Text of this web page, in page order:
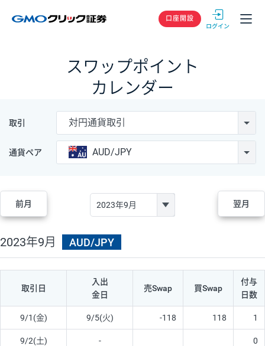
GMOクリック
口座開設
スワップポイント
カレンダー
取引 対円通貨取引
通貨ペア AUD/JPY
前月 翌月
2023年9月 AUD/JPY
取引日
入出
金日
売Swap 買Swap
付与
日数
9/1(金) 9/5(火) -118 118 1
9/2(土) - 0